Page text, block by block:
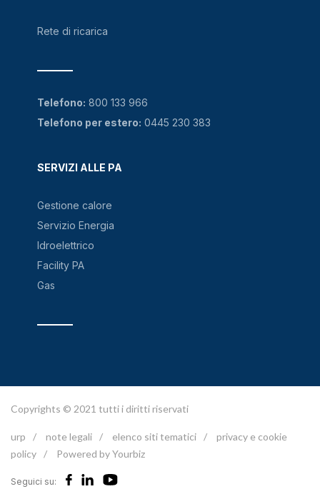
Rete di ricarica
SERVIZI ALLE PA
Gestione calore
Servizio Energia
Idroelettrico
Facility PA
Gas
Telefono: 800 133 966
Telefono per estero: 0445 230 383
Copyrights © 2021 tutti i diritti riservati
urp / note legali / elenco siti tematici /
privacy e cookie
policy / Powered by Yourbiz
Seguici su: